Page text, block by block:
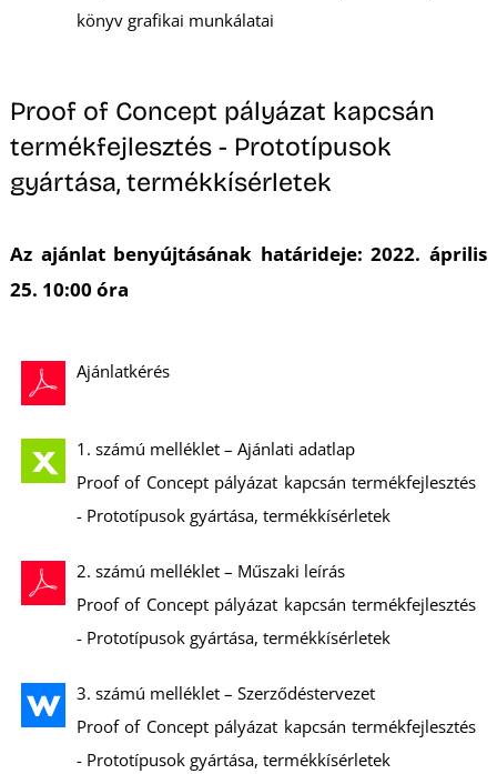
könyv grafikai munkálatai
Proof of Concept pályázat kapcsán
termékfejlesztés - Prototípusok
gyártása, termékkísérletek
Az ajánlat benyújtásának határideje: 2022. április
25. 10:00 óra
Ajánlatkérés
1. számú melléklet – Ajánlati adatlap
Proof of Concept pályázat kapcsán termékfejlesztés
- Prototípusok gyártása, termékkísérletek
2. számú melléklet – Műszaki leírás
Proof of Concept pályázat kapcsán termékfejlesztés
- Prototípusok gyártása, termékkísérletek
3. számú melléklet – Szerződéstervezet
Proof of Concept pályázat kapcsán termékfejlesztés
- Prototípusok gyártása, termékkísérletek